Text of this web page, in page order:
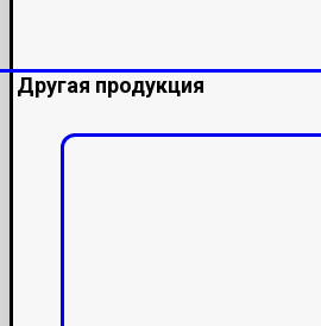
Другая продукция